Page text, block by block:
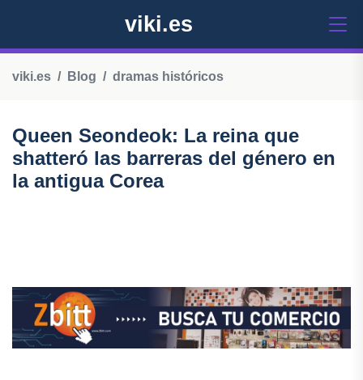
viki.es
viki.es Blog dramas históricos
Queen Seondeok: La reina que
shatteró las barreras del género en
la antigua Corea